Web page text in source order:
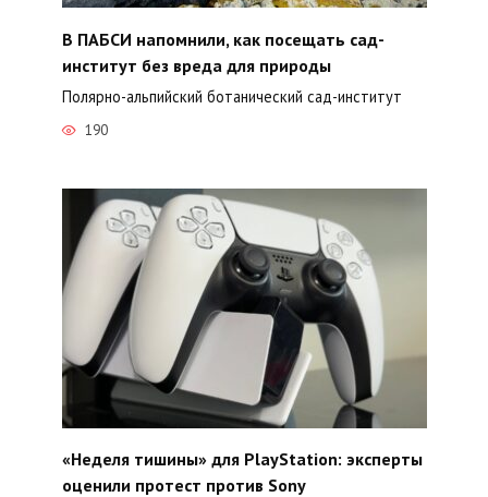
В ПАБСИ напомнили, как посещать сад-
институт без вреда для природы
Полярно-альпийский ботанический сад-институт
190
«Неделя тишины» для PlayStation: эксперты
оценили протест против Sony